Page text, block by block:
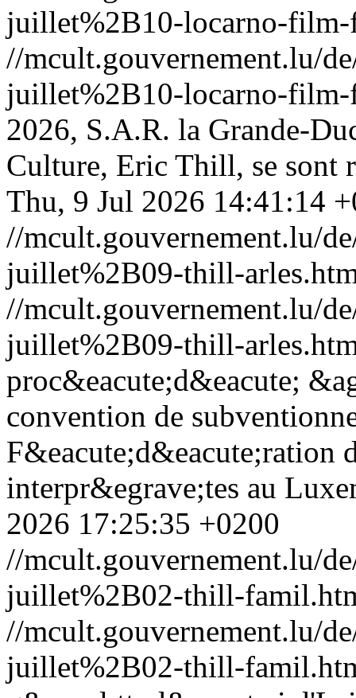
juillet%2B10-locarno-
//mcult.gouvernement.lu/
juillet%2B10-locarno-
2026, S.A.R. la Grande-
Culture, Eric Thill, se sont
Thu, 9 Jul 2026 14:41:14
//mcult.gouvernement.lu/
juillet%2B09-thill-
//mcult.gouvernement.lu/
juillet%2B09-thill-
proc&eacute;d&eacute;
convention de
F&eacute;d&eacute;ration
interpr&egrave;tes au
2026 17:25:35 +0200
//mcult.gouvernement.lu/
juillet%2B02-thill-
//mcult.gouvernement.lu/
juillet%2B02-thill-